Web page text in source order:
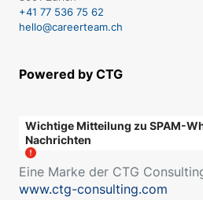
+41 77 536 75 62
hello@careerteam.ch
Powered by CTG
Wichtige Mitteilung zu SPAM-
Nachrichten
Eine Marke der CTG
www.ctg-consulting.com